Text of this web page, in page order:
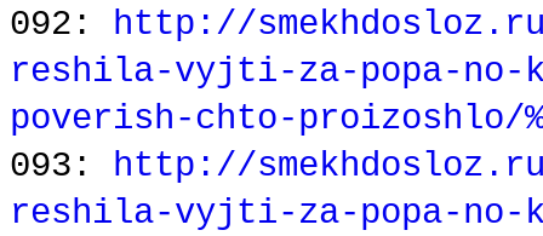
092: http://
reshila-vyjti-za-popa-no-
poverish-chto-proizoshlo/
093: http://
reshila-vyjti-za-popa-no-